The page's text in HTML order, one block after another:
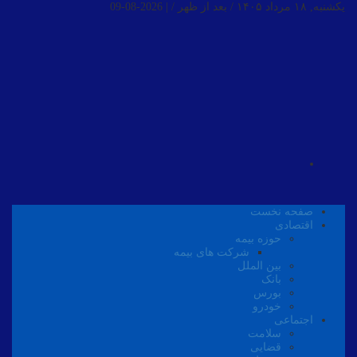
یکشنبه, ۱۸ مرداد ۱۴۰۵ / بعد از ظهر / 2026-08-09
صفحه نخست
اقتصادی
حوزه بیمه
شرکت های بیمه
بین الملل
بانک
بورس
خودرو
اجتماعی
سلامت
قضایی